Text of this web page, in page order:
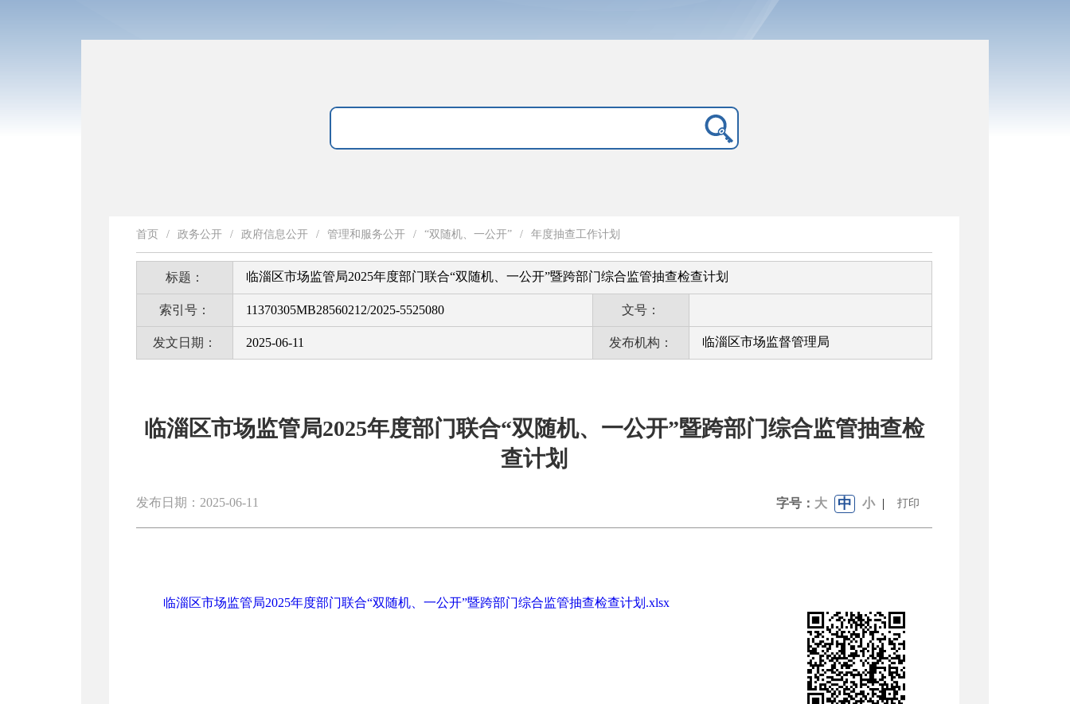
首页 / 政务公开 / 政府信息公开 / 管理和服务公开 / “双随机、一公开” / 年度抽查工作计划
标题： 临淄区市场监管局2025年度部门联合“双随机、一公开”暨跨部门综合监管抽查检查计划
索引号： 11370305MB28560212/2025-5525080 文号：
发文日期： 2025-06-11 发布机构： 临淄区市场监督管理局
临淄区市场监管局2025年度部门联合“双随机、一公开”暨跨部门综合监管抽查检
查计划
发布日期：2025-06-11 字号： 大 中 小 | 打印
临淄区市场监管局2025年度部门联合“双随机、一公开”暨跨部门综合监管抽查检查计划.xlsx